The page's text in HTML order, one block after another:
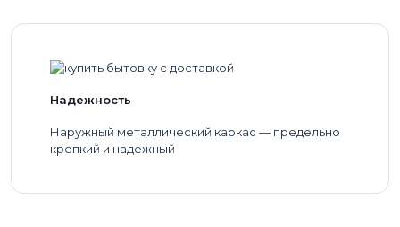
Надежность
Наружный металлический каркас — предельно
крепкий и надежный